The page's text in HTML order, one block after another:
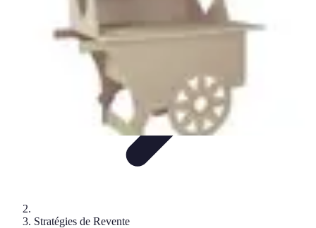
Stratégies de Revente